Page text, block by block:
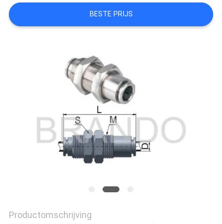
NEWS
PRIVACYBELEID
BESTE PRIJS
Productomschrijving